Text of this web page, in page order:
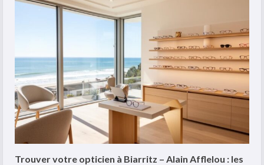
Trouver votre opticien à Biarritz – Alain Afflelou : les